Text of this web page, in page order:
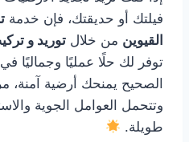
فيلتك أو حديقتك، فإن خدمة
القيوين من خلال توريد و
توفر لك حلًا عمليًا وجماليًا
الصحيح يمنحك أرضية آمنة،
وتتحمل العوامل الجوية
طويلة.